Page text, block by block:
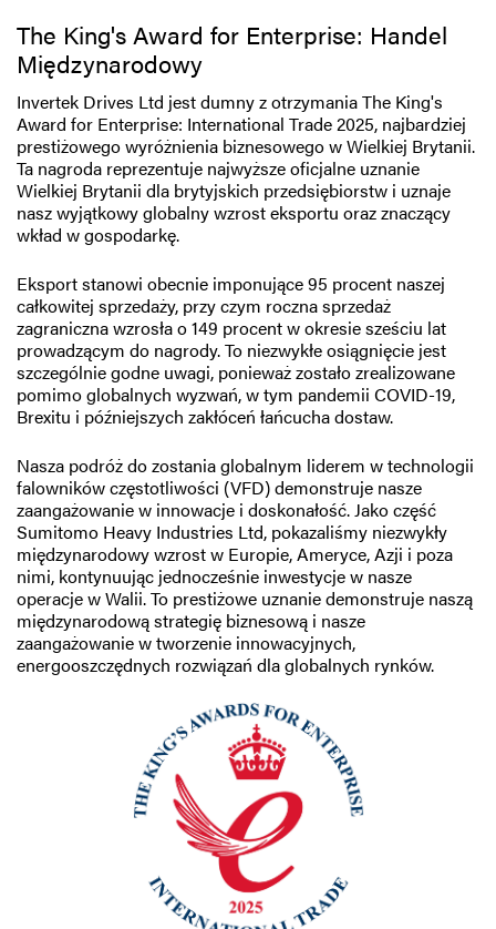
The King's Award for Enterprise: Handel
Międzynarodowy
Invertek Drives Ltd jest dumny z otrzymania The King's
Award for Enterprise: International Trade 2025, najbardziej
prestiżowego wyróżnienia biznesowego w Wielkiej Brytanii.
Ta nagroda reprezentuje najwyższe oficjalne uznanie
Wielkiej Brytanii dla brytyjskich przedsiębiorstw i uznaje
nasz wyjątkowy globalny wzrost eksportu oraz znaczący
wkład w gospodarkę.
Eksport stanowi obecnie imponujące 95 procent naszej
całkowitej sprzedaży, przy czym roczna sprzedaż
zagraniczna wzrosła o 149 procent w okresie sześciu lat
prowadzącym do nagrody. To niezwykłe osiągnięcie jest
szczególnie godne uwagi, ponieważ zostało zrealizowane
pomimo globalnych wyzwań, w tym pandemii COVID-19,
Brexitu i późniejszych zakłóceń łańcucha dostaw.
Nasza podróż do zostania globalnym liderem w technologii
falowników częstotliwości (VFD) demonstruje nasze
zaangażowanie w innowacje i doskonałość. Jako część
Sumitomo Heavy Industries Ltd, pokazaliśmy niezwykły
międzynarodowy wzrost w Europie, Ameryce, Azji i poza
nimi, kontynuując jednocześnie inwestycje w nasze
operacje w Walii. To prestiżowe uznanie demonstruje naszą
międzynarodową strategię biznesową i nasze
zaangażowanie w tworzenie innowacyjnych,
energooszczędnych rozwiązań dla globalnych rynków.